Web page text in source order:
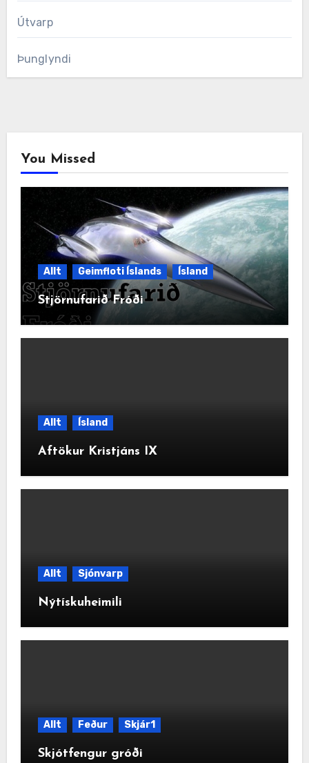
Útvarp
Þunglyndi
You Missed
Allt Geimfloti Íslands Ísland
Stjörnufarið Fróði
Allt Ísland
Aftökur Kristjáns IX
Allt Sjónvarp
Nýtískuheimili
Allt Feður Skjár1
Skjótfengur gróði